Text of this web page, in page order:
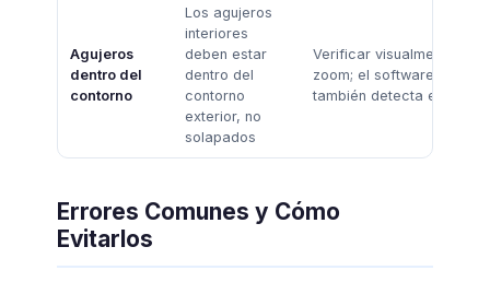
Agujeros
dentro del
contorno
Los agujeros
interiores
deben estar
dentro del
contorno
exterior, no
solapados
Verificar visualmente con
zoom; el software de
también detecta esto
Errores Comunes y Cómo
Evitarlos